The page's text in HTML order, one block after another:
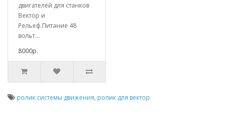
двигателей для станков
Вектор и
Рельеф.Питание 48
вольт...
8000р.
ролик системы движения, ролик для вектор